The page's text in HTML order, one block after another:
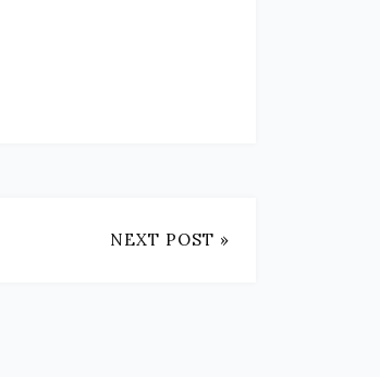
NEXT POST »